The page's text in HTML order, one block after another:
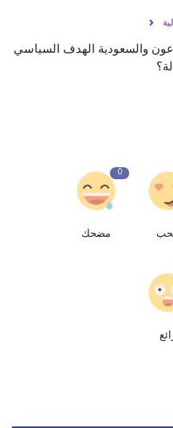
عون والسعودية الهدف السياسي
0
مضحك